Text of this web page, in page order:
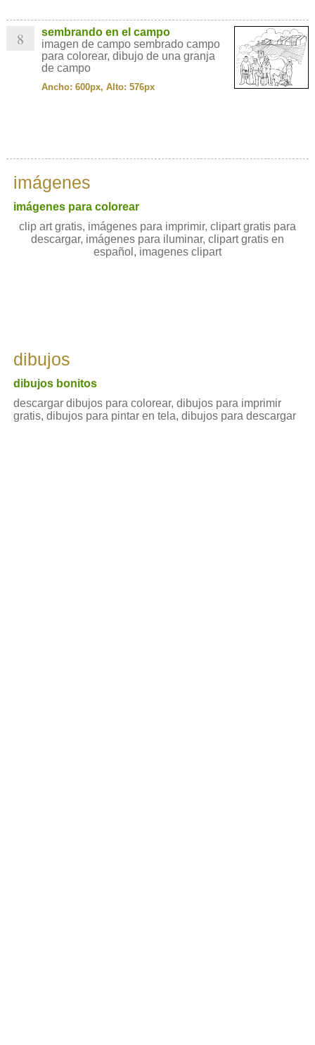
8
sembrando en el campo
imagen de campo sembrado campo
para colorear, dibujo de una granja
de campo
Ancho: 600px, Alto: 576px
imágenes
imágenes para colorear
clip art gratis, imágenes para imprimir, clipart gratis para
descargar, imágenes para iluminar, clipart gratis en
español, imagenes clipart
dibujos
dibujos bonitos
descargar dibujos para colorear, dibujos para imprimir
gratis, dibujos para pintar en tela, dibujos para descargar